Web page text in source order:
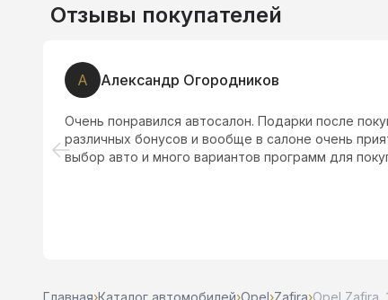
Отзывы покупателей
А Александр Огородников
Очень понравился автосалон. Подарки после
различных бонусов и вообще в салоне очень
выбор авто и много вариантов программ для
Главная›Каталог автомобилей›Opel›Zafira›Opel Zafira,